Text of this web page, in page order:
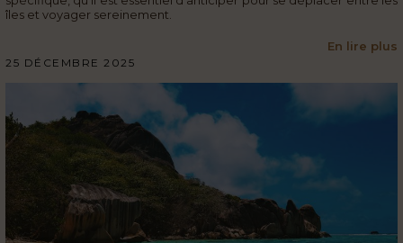
îles et voyager sereinement.
En lire plus
25 DÉCEMBRE 2025